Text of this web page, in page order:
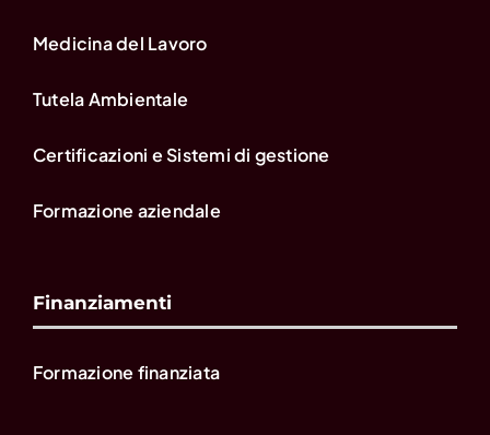
Medicina del Lavoro
Tutela Ambientale
Certificazioni e Sistemi di gestione
Formazione aziendale
Finanziamenti
Formazione finanziata